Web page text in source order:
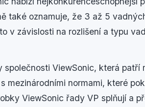
také oznamuje, že 3 až 5
v závislosti na rozlišení a typu
společnosti ViewSonic, která
mezinárodními normami, které
ViewSonic řady VP splňují a